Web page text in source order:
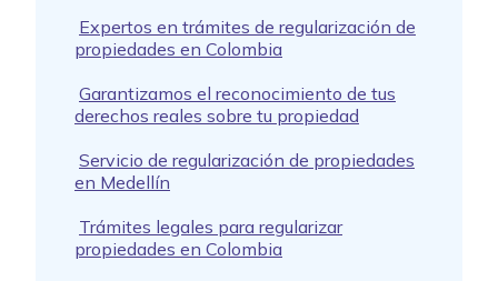
Expertos en trámites de regularización de
propiedades en Colombia
Garantizamos el reconocimiento de tus
derechos reales sobre tu propiedad
Servicio de regularización de propiedades
en Medellín
Trámites legales para regularizar
propiedades en Colombia